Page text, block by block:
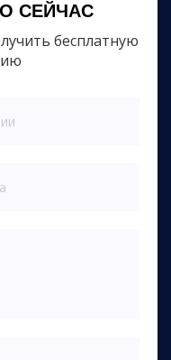
СЕЙЧАС
бесплатную